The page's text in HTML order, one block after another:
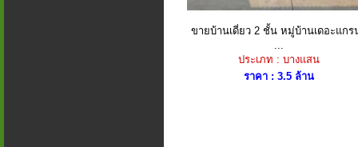
ขายบ้านเดี่ยว 2 ชั้น หมู่บ้านเดอะแกร
ประเภท : บางแสน
ราคา : 3.5 ล้าน